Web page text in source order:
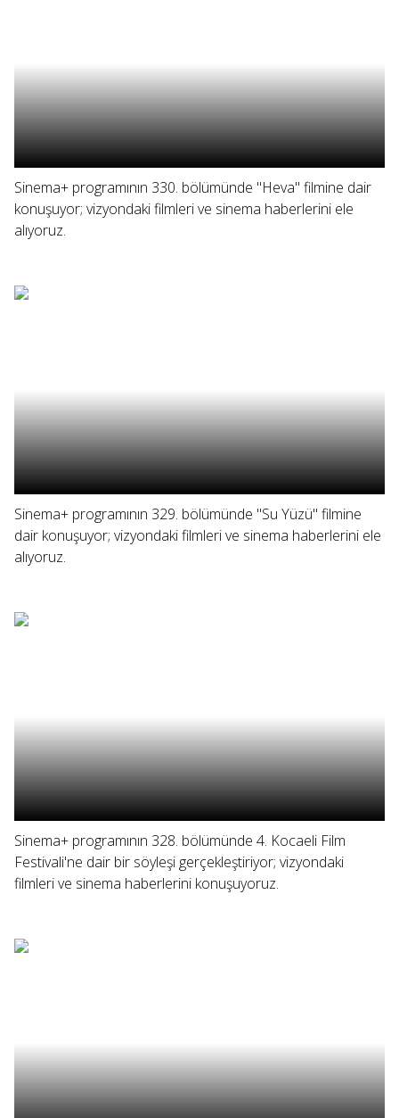
Sinema+ programının 330. bölümünde "Heva" filmine dair
konuşuyor; vizyondaki filmleri ve sinema haberlerini ele
alıyoruz.
Sinema+ programının 329. bölümünde "Su Yüzü" filmine
dair konuşuyor; vizyondaki filmleri ve sinema haberlerini ele
alıyoruz.
Sinema+ programının 328. bölümünde 4. Kocaeli Film
Festivali'ne dair bir söyleşi gerçekleştiriyor; vizyondaki
filmleri ve sinema haberlerini konuşuyoruz.